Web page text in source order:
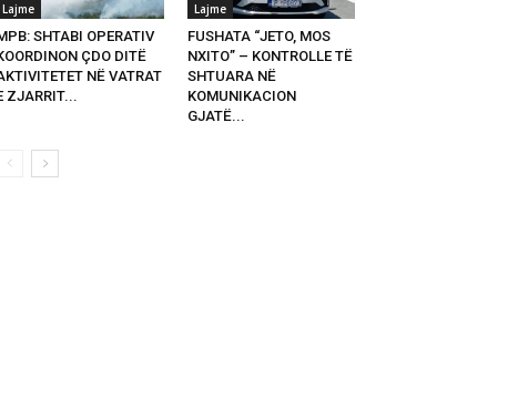
Lajme
SHTABI OPERATIV
ÇDO DITË
NË VATRAT
ZJARRIT...
Lajme
FUSHATA “JETO, MOS
NXITO” – KONTROLLE TË
SHTUARA NË
KOMUNIKACION
GJATË...